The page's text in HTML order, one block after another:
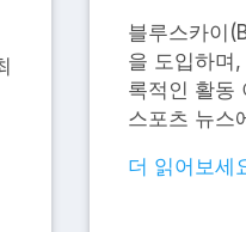
블루스카이
을 도입하며
록적인 활동
스포츠 뉴스
더 읽어보세